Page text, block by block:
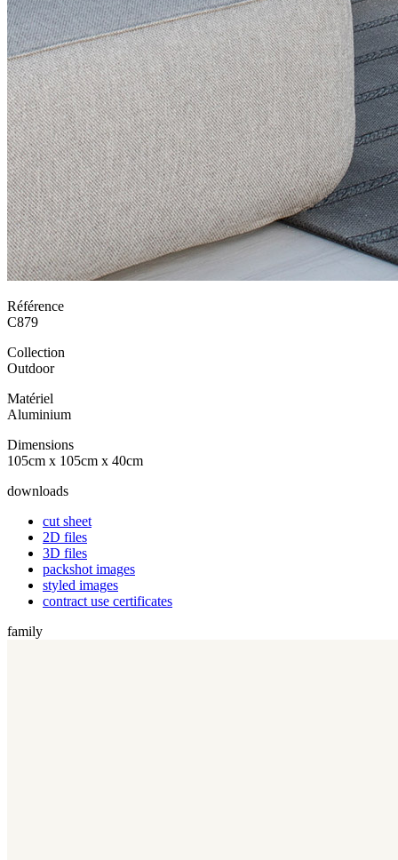
Référence
C879
Collection
Outdoor
Matériel
Aluminium
Dimensions
105cm x 105cm x 40cm
downloads
cut sheet
2D files
3D files
packshot images
styled images
contract use certificates
family